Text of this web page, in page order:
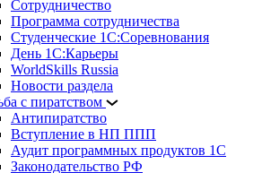
Сотрудничество
Программа сотрудничества
Студенческие 1С:Соревнования
День 1С:Карьеры
WorldSkills Russia
Новости раздела
с пиратством
Антипиратство
Вступление в НП ППП
Аудит программных продуктов 1С
Законодательство РФ